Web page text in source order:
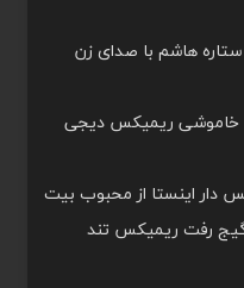
هاشم با صدای زن
ک خاموشی ریمیکس دیجی
دار اینستا از محبوب بیت
گیج رفت ریمیکس تند